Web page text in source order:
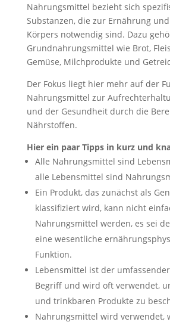
Nahrungsmittel bezieht sich
Substanzen, die zur Ernährung
Körpers notwendig sind. Dazu
Grundnahrungsmittel wie Brot,
Gemüse, Milchprodukte und
Der Fokus liegt hier mehr auf der
Nahrungsmittel zur
und der Gesundheit durch die
Nährstoffen.
Hier ein paar Tipps in kurz und
Alle Nahrungsmittel sind
alle Lebensmittel sind
Ein Produkt, das zunächst als
klassifiziert wird, kann nicht
Nahrungsmittel werden, es sei
eine wesentliche
Funktion.
Lebensmittel ist der
Begriff und wird oft verwendet,
und trinkbaren Produkte zu
Nahrungsmittel wird verwendet,